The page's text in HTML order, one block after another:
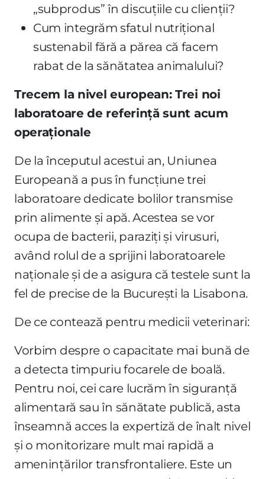
„subprodus” în discuțiile cu clienții?
Cum integrăm sfatul nutrițional
sustenabil fără a părea că facem
rabat de la sănătatea animalului?
Trecem la nivel european: Trei noi
laboratoare de referință sunt acum
operaționale
De la începutul acestui an, Uniunea
Europeană a pus în funcțiune trei
laboratoare dedicate bolilor transmise
prin alimente și apă. Acestea se vor
ocupa de bacterii, paraziți și virusuri,
având rolul de a sprijini laboratoarele
naționale și de a asigura că testele sunt la
fel de precise de la București la Lisabona.
De ce contează pentru medicii veterinari:
Vorbim despre o capacitate mai bună de
a detecta timpuriu focarele de boală.
Pentru noi, cei care lucrăm în siguranță
alimentară sau în sănătate publică, asta
înseamnă acces la expertiză de înalt nivel
și o monitorizare mult mai rapidă a
amenințărilor transfrontaliere. Este un